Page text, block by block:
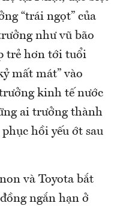
“trái ngọt” của
như vũ bão
trẻ hơn tới tuổi
mất mát” vào
kinh tế nước
ai trưởng thành
hồi yếu ớt sau
và Toyota bắt
ngắn hạn ở